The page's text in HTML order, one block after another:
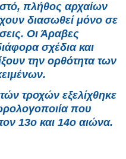
πλήθος αρχαίων
διασωθεί μόνο σε
Οι Άραβες
σχέδια και
την ορθότητα των
τροχών εξελίχθηκε
που
13ο και 14ο αιώνα.